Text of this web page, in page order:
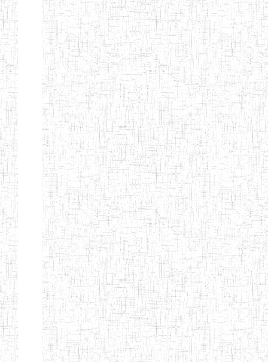
TEACHERS'
TRAINING AND
EMPOWERMENT
PROGRAMME
(CISETTEP)
ALBERT
TEACHERS'
TRAINING
INSTITUTE
CAMEROUN
(A.T.T.I.C)
27/08/2015 ENIEG
NACHO
TECHNICAL
TEACHER
TRAINING
INSTITUTE
12/08/2010 ENIET
SAINT
28/12/2007 ENIEG